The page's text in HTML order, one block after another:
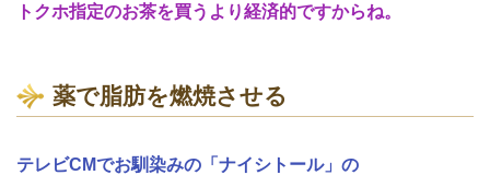
トクホ指定のお茶を買うより経済的ですからね。
薬で脂肪を燃焼させる
テレビCMでお馴染みの「ナイシトール」の